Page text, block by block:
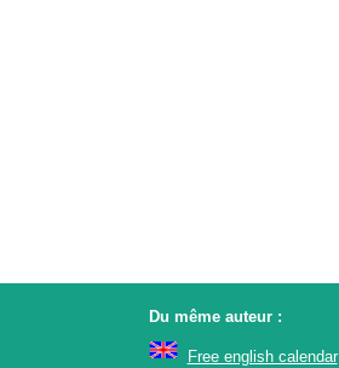
Du même auteur :
Free english calendar